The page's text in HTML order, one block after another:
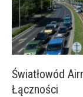
Światłowód
Łączności